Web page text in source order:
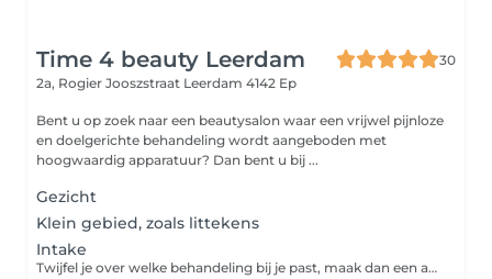
Time 4 beauty Leerdam
30
2a, Rogier Jooszstraat Leerdam 4142 Ep
Bent u op zoek naar een beautysalon waar een vrijwel pijnloze
en doelgerichte behandeling wordt aangeboden met
hoogwaardig apparatuur? Dan bent u bij ...
Gezicht
Klein gebied, zoals littekens
Intake
Twijfel je over welke behandeling bij je past, maak dan een afspraak voor een vrijblijvend intake